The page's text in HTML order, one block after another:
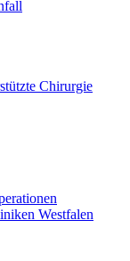
Chirurgie
Westfalen